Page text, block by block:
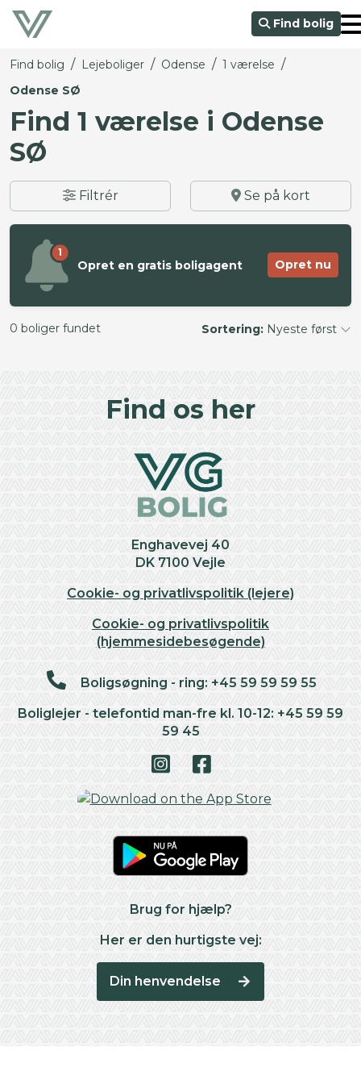
Find bolig
Find bolig / Lejeboliger / Odense / 1 værelse /
Odense SØ
Find 1 værelse i Odense
SØ
Filtrér Se på kort
1
Opret en gratis boligagent Opret nu
0 boliger fundet Sortering: Nyeste først
Find os her
Enghavevej 40
DK 7100 Vejle
Cookie- og privatlivspolitik (lejere)
Cookie- og privatlivspolitik
(hjemmesidebesøgende)
Boligsøgning - ring: +45 59 59 59 55
Boliglejer - telefontid man-fre kl. 10-12: +45 59 59
59 45
Brug for hjælp?
Her er den hurtigste vej:
Din henvendelse